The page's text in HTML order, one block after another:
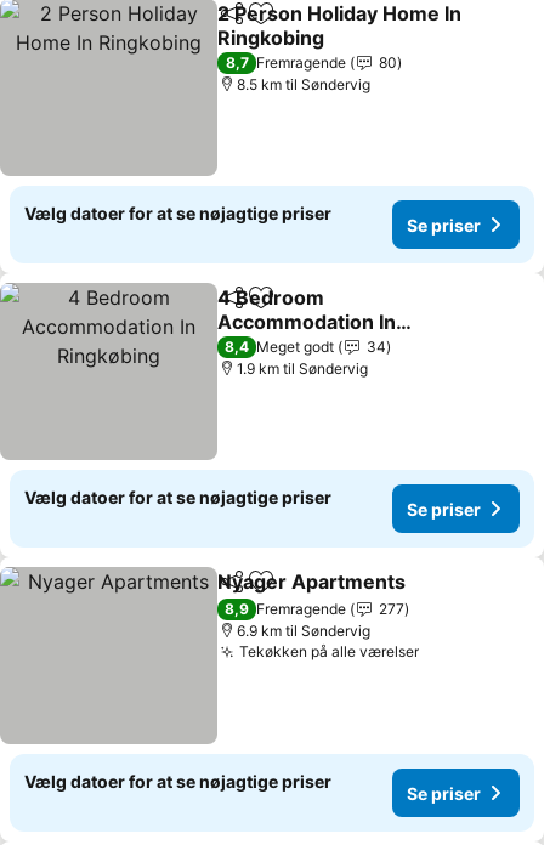
Del Føj til favoritter
2 Person Holiday Home In
Ringkobing
Se priser
8,7 Fremragende
80
8.5 km til Søndervig
Vælg datoer for at se nøjagtige priser
Se priser
Del Føj til favoritter
4 Bedroom
Accommodation In
Ringkøbing
Se priser
8,4 Meget godt
34
1.9 km til Søndervig
Vælg datoer for at se nøjagtige priser
Se priser
Del Føj til favoritter
Nyager Apartments
8,9 Fremragende
277
6.9 km til Søndervig
Tekøkken på alle værelserSe priser
Vælg datoer for at se nøjagtige priser
Se priser